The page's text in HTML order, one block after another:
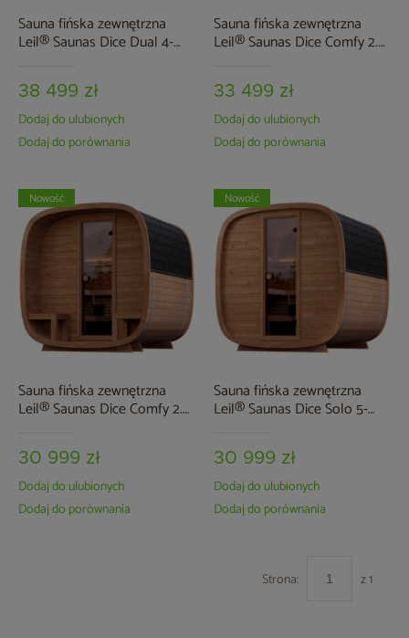
Sauna fińska zewnętrzna
Leil® Saunas Dice Dual 4-
38 499 zł
Dodaj do ulubionych
Dodaj do porównania
Sauna fińska zewnętrzna
Leil® Saunas Dice Comfy 2.4
33 499 zł
Dodaj do ulubionych
Dodaj do porównania
Sauna fińska zewnętrzna
Leil® Saunas Dice Comfy 2.0
30 999 zł
Nowość
Dodaj do ulubionych
Dodaj do porównania
Sauna fińska zewnętrzna
Leil® Saunas Dice Solo 5-
30 999 zł
Nowość
Dodaj do ulubionych
Dodaj do porównania
Strona: z 1